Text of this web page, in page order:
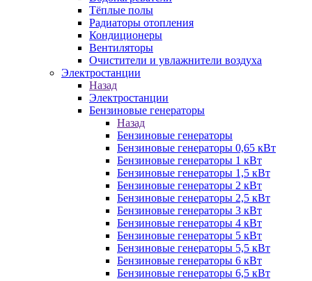
Тёплые полы
Радиаторы отопления
Кондиционеры
Вентиляторы
Очистители и увлажнители воздуха
Электростанции
Назад
Электростанции
Бензиновые генераторы
Назад
Бензиновые генераторы
Бензиновые генераторы 0,65 кВт
Бензиновые генераторы 1 кВт
Бензиновые генераторы 1,5 кВт
Бензиновые генераторы 2 кВт
Бензиновые генераторы 2,5 кВт
Бензиновые генераторы 3 кВт
Бензиновые генераторы 4 кВт
Бензиновые генераторы 5 кВт
Бензиновые генераторы 5,5 кВт
Бензиновые генераторы 6 кВт
Бензиновые генераторы 6,5 кВт